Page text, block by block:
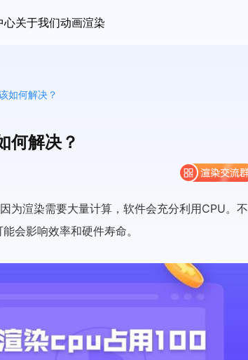
心关于我们动画渲染
如何解决？
何解决？
为渲染需要大量计算，软件会充分利用CPU。不
会影响效率和硬件寿命。